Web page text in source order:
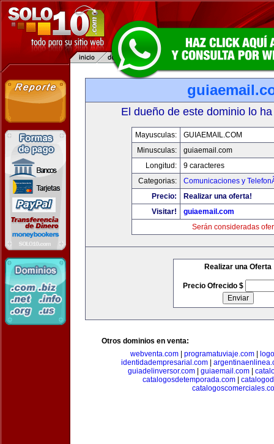
El dueño de este dominio lo
Mayusculas:
GUIAEMAIL.COM
Minusculas:
guiaemail.com
Longitud:
9 caracteres
Categorias:
Comunicaciones y
Precio:
Realizar una oferta!
Visitar!
guiaemail.com
Serán consideradas
Realizar una Oferta
Precio Ofrecido $
Otros dominios en venta:
webventa.com
programatuviaje.com
identidadempresarial.com
guiadelinversor.com| guiaemail.com|
catalogosdetemporada.com|